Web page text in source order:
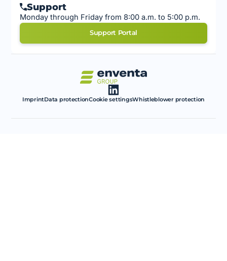
Support
Monday through Friday from 8:00 a.m. to 5:00 p.m.
Support Portal
ImprintData protectionCookie settingsWhistleblower protection